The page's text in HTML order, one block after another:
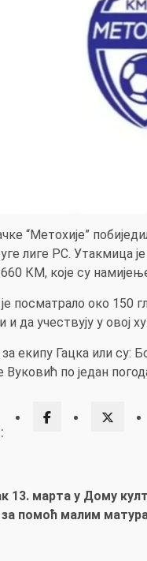
“Метохије”
лиге РС. Утакмица
КМ, које су
посматрало око 150
и да учествују у овој
за екипу Гацка или
Вуковић по један
13. марта у Дому
за помоћ малим